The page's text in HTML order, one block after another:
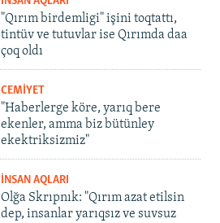
"Qırım birdemligi" işini toqtattı,
tintüv ve tutuvlar ise Qırımda daa
çoq oldı
CEMİYET
"Haberlerge köre, yarıq bere
ekenler, amma biz bütünley
ekektriksizmiz"
İNSAN AQLARI
Olğa Skrıpnık: "Qırım azat etilsin
dep, insanlar yarıqsız ve suvsuz